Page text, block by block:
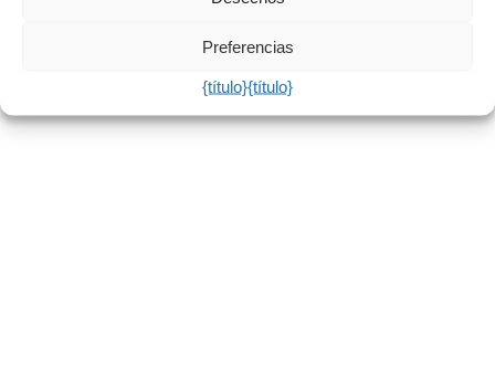
Preferencias
{título}{título}